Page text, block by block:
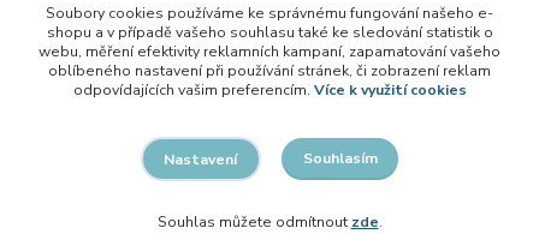
info@smysluplneuceni.cz
Vytvořeno na
Eshop-rychle.cz
Soubory cookies používáme ke správnému fungování našeho e-
shopu a v případě vašeho souhlasu také ke sledování statistik o
webu, měření efektivity reklamních kampaní, zapamatování vašeho
oblíbeného nastavení při používání stránek, či zobrazení reklam
odpovídajících vašim preferencím. Více k využití cookies
Nastavení Souhlasím
Souhlas můžete odmítnout zde.